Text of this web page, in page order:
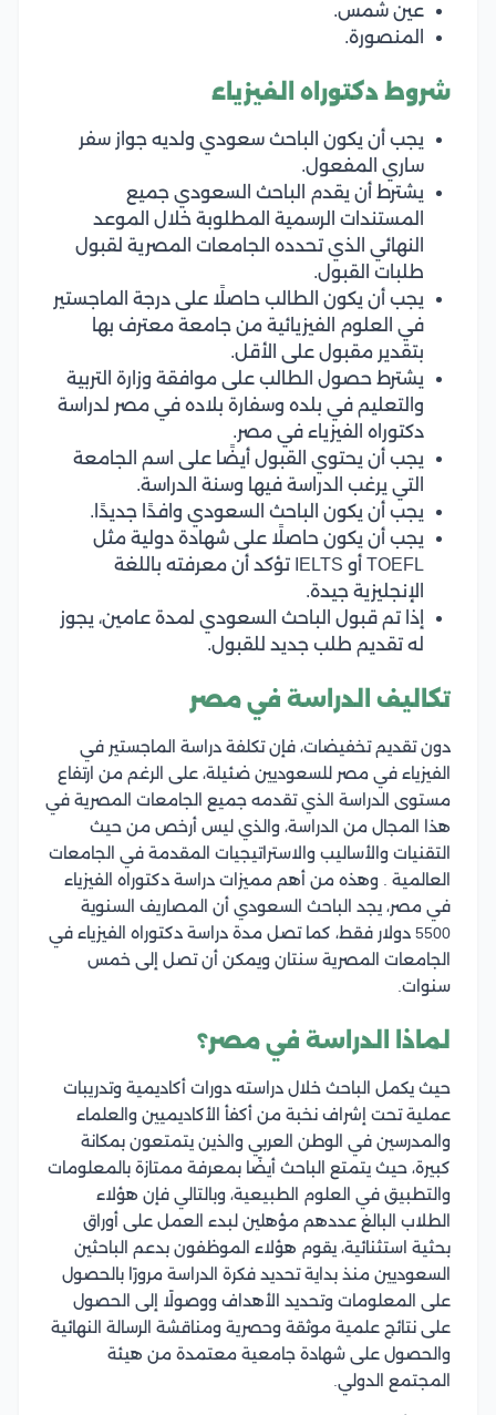
عين شمس.
المنصورة.
شروط دكتوراه الفيزياء
يجب أن يكون الباحث سعودي ولديه جواز سفر
ساري المفعول.
يشترط أن يقدم الباحث السعودي جميع
المستندات الرسمية المطلوبة خلال الموعد
النهائي الذي تحدده الجامعات المصرية لقبول
طلبات القبول.
يجب أن يكون الطالب حاصلًا على درجة الماجستير
في العلوم الفيزيائية من جامعة معترف بها
بتقدير مقبول على الأقل.
يشترط حصول الطالب على موافقة وزارة التربية
والتعليم في بلده وسفارة بلاده في مصر لدراسة
دكتوراه الفيزياء في مصر.
يجب أن يحتوي القبول أيضًا على اسم الجامعة
التي يرغب الدراسة فيها وسنة الدراسة.
يجب أن يكون الباحث السعودي وافدًا جديدًا.
يجب أن يكون حاصلًا على شهادة دولية مثل
TOEFL أو IELTS تؤكد أن معرفته باللغة
الإنجليزية جيدة.
إذا تم قبول الباحث السعودي لمدة عامين، يجوز
له تقديم طلب جديد للقبول.
تكاليف الدراسة في مصر
دون تقديم تخفيضات، فإن تكلفة دراسة الماجستير في
الفيزياء في مصر للسعوديين ضئيلة، على الرغم من ارتفاع
مستوى الدراسة الذي تقدمه جميع الجامعات المصرية في
هذا المجال من الدراسة، والذي ليس أرخص من حيث
التقنيات والأساليب والاستراتيجيات المقدمة في الجامعات
العالمية . وهذه من أهم مميزات دراسة دكتوراه الفيزياء
في مصر، يجد الباحث السعودي أن المصاريف السنوية
5500 دولار فقط، كما تصل مدة دراسة دكتوراه الفيزياء في
الجامعات المصرية سنتان ويمكن أن تصل إلى خمس
سنوات.
لماذا الدراسة في مصر؟
حيث يكمل الباحث خلال دراسته دورات أكاديمية وتدريبات
عملية تحت إشراف نخبة من أكفأ الأكاديميين والعلماء
والمدرسين في الوطن العربي والذين يتمتعون بمكانة
كبيرة، حيث يتمتع الباحث أيضًا بمعرفة ممتازة بالمعلومات
والتطبيق في العلوم الطبيعية، وبالتالي فإن هؤلاء
الطلاب البالغ عددهم مؤهلين لبدء العمل على أوراق
بحثية استثنائية، يقوم هؤلاء الموظفون بدعم الباحثين
السعوديين منذ بداية تحديد فكرة الدراسة مرورًا بالحصول
على المعلومات وتحديد الأهداف ووصولًا إلى الحصول
على نتائج علمية موثقة وحصرية ومناقشة الرسالة النهائية
والحصول على شهادة جامعية معتمدة من هيئة
المجتمع الدولي.